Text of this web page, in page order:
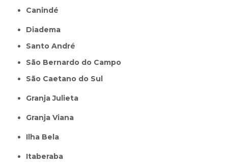
Canindé
Diadema
Santo André
São Bernardo do Campo
São Caetano do Sul
Granja Julieta
Granja Viana
Ilha Bela
Itaberaba